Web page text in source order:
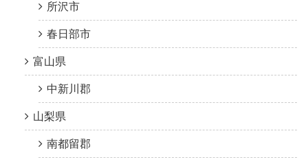
所沢市
春日部市
富山県
中新川郡
山梨県
南都留郡